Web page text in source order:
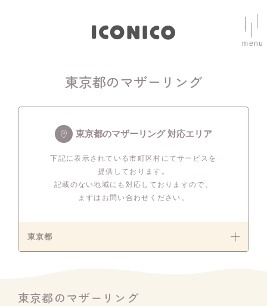
menu
東京都のマザーリング
東京都のマザーリング 対応エリア
下記に表示されている市町区村にてサービスを
提供しております。
記載のない地域にも対応しておりますので、
まずはお問い合わせください。
東京都
東京都のマザーリング